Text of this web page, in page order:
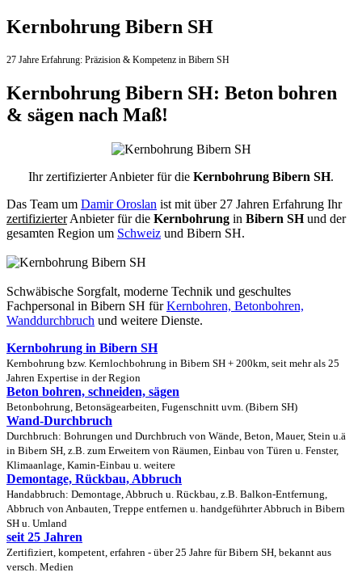
Kernbohrung Bibern SH
27 Jahre Erfahrung: Präzision & Kompetenz in Bibern SH
Kernbohrung Bibern SH: Beton bohren
& sägen nach Maß!
Ihr zertifizierter Anbieter für die Kernbohrung Bibern SH.
Das Team um Damir Oroslan ist mit über 27 Jahren Erfahrung Ihr
zertifizierterAnbieter für die Kernbohrung in Bibern SHund der
gesamten Region um Schweiz und Bibern SH.
Schwäbische Sorgfalt, moderne Technik und geschultes
Fachpersonal in Bibern SH fürKernbohren, Betonbohren,
Wanddurchbruch und weitere Dienste.
Kernbohrung in Bibern SH
Kernbohrung bzw. Kernlochbohrung in Bibern SH + 200km, seit mehr als 25
Jahren Expertise in der Region
Beton bohren, schneiden, sägen
Betonbohrung, Betonsägearbeiten, Fugenschnitt uvm. (Bibern SH)
Wand-Durchbruch
Durchbruch: Bohrungen und Durchbruch von Wände, Beton, Mauer, Stein u.ä
in Bibern SH, z.B. zum Erweitern von Räumen, Einbau von Türen u. Fenster,
Klimaanlage, Kamin-Einbau u. weitere
Demontage, Rückbau, Abbruch
Handabbruch: Demontage, Abbruch u. Rückbau, z.B. Balkon-Entfernung,
Abbruch von Anbauten, Treppe entfernen u. handgeführter Abbruch in Bibern
SH u. Umland
seit 25 Jahren
Zertifiziert, kompetent, erfahren - über 25 Jahre für Bibern SH, bekannt aus
versch. Medien